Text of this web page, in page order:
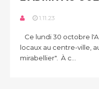
1.11.23
Ce lundi 30 octobre
locaux au centre-ville,
mirabellier". À c...